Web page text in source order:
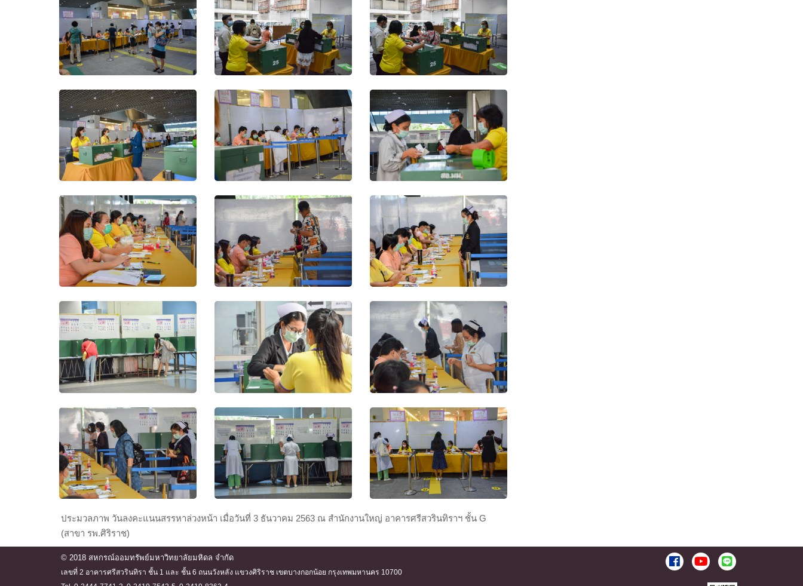
ประมวลภาพ วันลงคะแนนสรรหาล่วงหน้า เมื่อวันที่ 3 ธันวาคม 2563 ณ สำนักงานใหญ่ อาคารศรีสวรินทิราฯ ชั้น G
(สาขา รพ.ศิริราช)
© 2018 สหกรณ์ออมทรัพย์มหาวิทยาลัยมหิดล จำกัด
เลขที่ 2 อาคารศรีสวรินทิรา ชั้น 1 และ ชั้น 6 ถนนวังหลัง แขวงศิริราช เขตบางกอกน้อย กรุงเทพมหานคร 10700